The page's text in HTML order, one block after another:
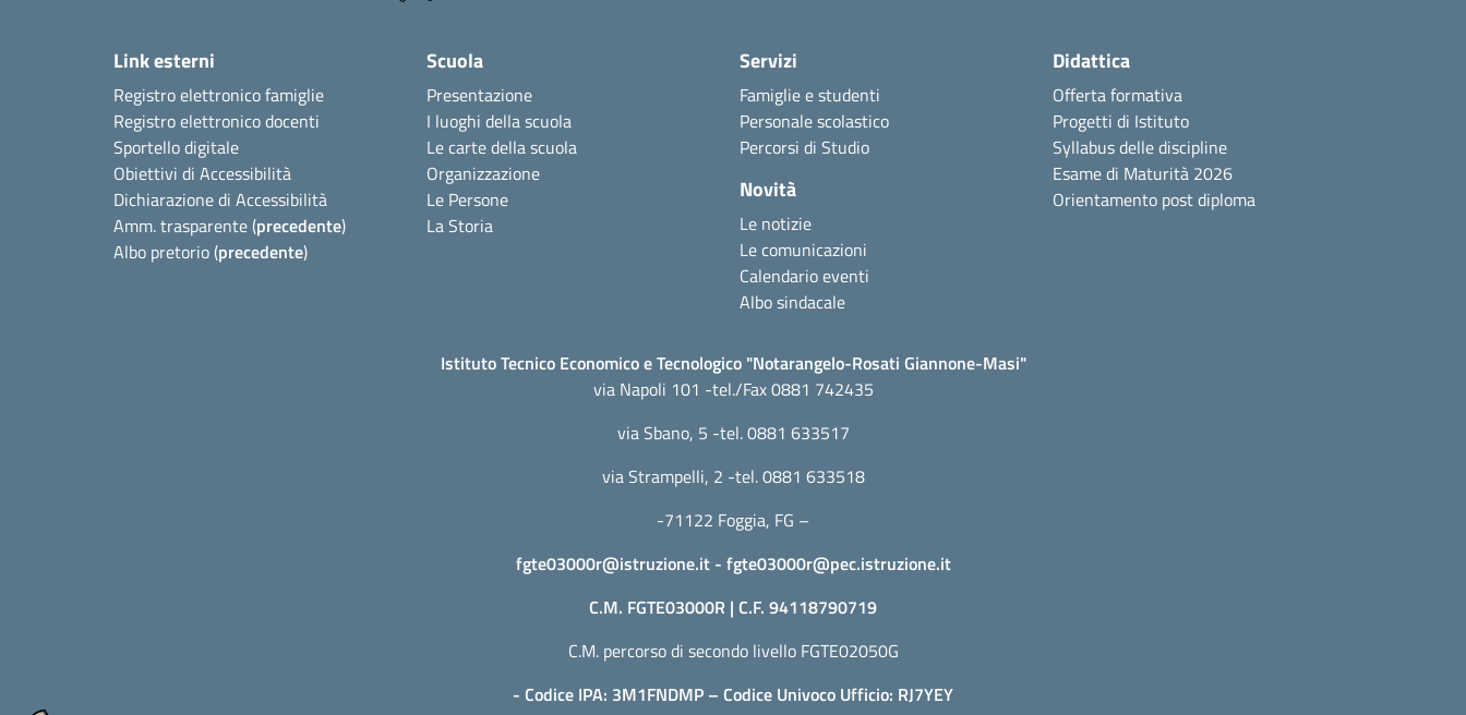
Link esterni
Registro elettronico famiglie
Registro elettronico docenti
Sportello digitale
Obiettivi di Accessibilità
Dichiarazione di Accessibilità
Amm. trasparente (precedente)
Albo pretorio (precedente)
Scuola
Presentazione
I luoghi della scuola
Le carte della scuola
Organizzazione
Le Persone
La Storia
Servizi
Famiglie e studenti
Personale scolastico
Percorsi di Studio
Novità
Le notizie
Le comunicazioni
Calendario eventi
Albo sindacale
Didattica
Offerta formativa
Progetti di Istituto
Syllabus delle discipline
Esame di Maturità 2026
Orientamento post diploma
Istituto Tecnico Economico e Tecnologico "Notarangelo-Rosati Giannone-Masi"
via Napoli 101 -tel./Fax 0881 742435
via Sbano, 5 -tel. 0881 633517
via Strampelli, 2 -tel. 0881 633518
-71122 Foggia, FG –
fgte03000r@istruzione.it- fgte03000r@pec.istruzione.it
C.M. FGTE03000R | C.F. 94118790719
C.M. percorso di secondo livello FGTE02050G
- Codice IPA: 3M1FNDMP – Codice Univoco Ufficio: RJ7YEY